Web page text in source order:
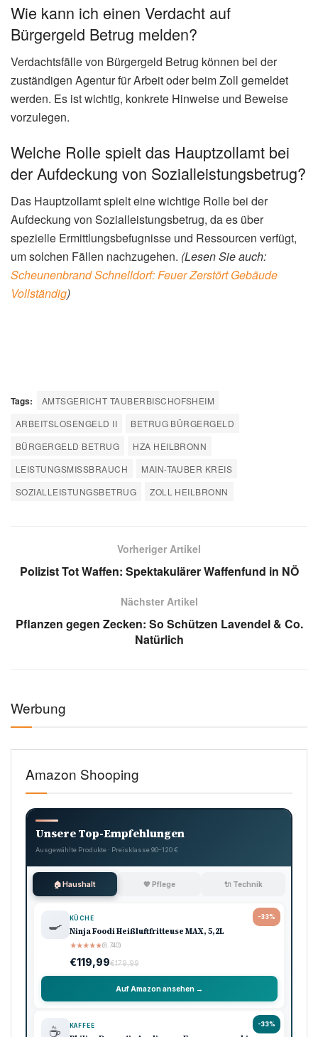
Wie kann ich einen Verdacht auf
Bürgergeld Betrug melden?
Verdachtsfälle von Bürgergeld Betrug können bei der
zuständigen Agentur für Arbeit oder beim Zoll gemeldet
werden. Es ist wichtig, konkrete Hinweise und Beweise
vorzulegen.
Welche Rolle spielt das Hauptzollamt bei
der Aufdeckung von Sozialleistungsbetrug?
Das Hauptzollamt spielt eine wichtige Rolle bei der
Aufdeckung von Sozialleistungsbetrug, da es über
spezielle Ermittlungsbefugnisse und Ressourcen verfügt,
um solchen Fällen nachzugehen. (Lesen Sie auch:
Scheunenbrand Schnelldorf: Feuer Zerstört Gebäude
Vollständig)
Tags:
AMTSGERICHT TAUBERBISCHOFSHEIM
ARBEITSLOSENGELD II
BETRUG BÜRGERGELD
BÜRGERGELD BETRUG
HZA HEILBRONN
LEISTUNGSMISSBRAUCH
MAIN-TAUBER KREIS
SOZIALLEISTUNGSBETRUG
ZOLL HEILBRONN
Vorheriger Artikel
Polizist Tot Waffen: Spektakulärer Waffenfund in NÖ
Nächster Artikel
Pflanzen gegen Zecken: So Schützen Lavendel & Co.
Natürlich
Werbung
Amazon Shooping
Unsere Top-Empfehlungen
Ausgewählte Produkte · Preisklasse 90–120 €
🏠 Haushalt 💖 Pflege 🔌 Technik
-33%
🍳 KÜCHE
Ninja Foodi Heißluftfritteuse MAX, 5,2L
★★★★★(8.740)
€119,99€179,99
Auf Amazon ansehen →
-33%
☕ KAFFEE